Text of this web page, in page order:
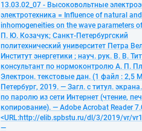
13.03.02_07 - Высоковольтные
электротехника = Influence of natural
inhomogeneities on the wave parameters
П. Ю. Козачук; Санкт-Петербургский
политехнический университет Петра
Институт энергетики ; науч. рук. В. В.
консультант по нормоконтролю А. П.
Электрон. текстовые дан. (1 файл : 2,5
Петербург, 2019. — Загл. с титул.
по паролю из сети Интернет (чтение,
копирование). — Adobe Acrobat Reader
<URL:http://elib.spbstu.ru/dl/3/2019/vr/
—